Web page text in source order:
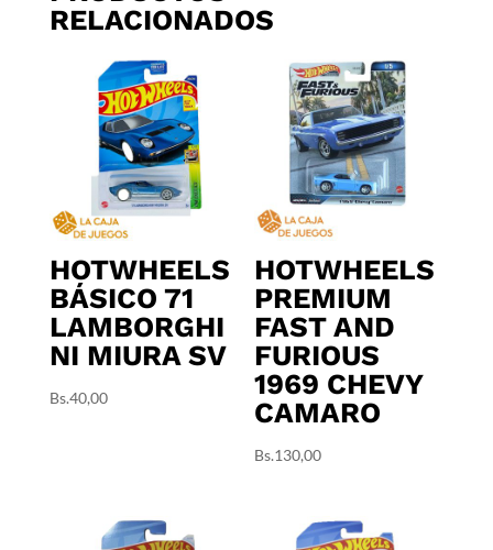
RELACIONADOS
HOTWHEELS
BÁSICO 71
LAMBORGHI
NI MIURA SV
Bs.40,00
HOTWHEELS
PREMIUM
FAST AND
FURIOUS
1969 CHEVY
CAMARO
Bs.130,00